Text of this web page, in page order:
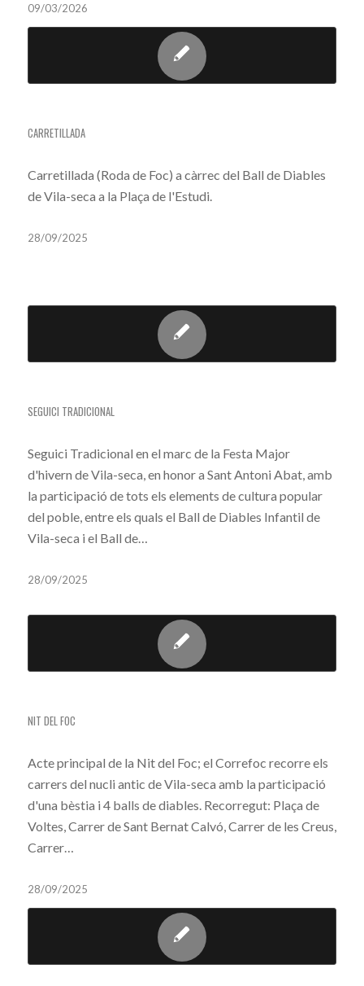
09/03/2026
CARRETILLADA
Carretillada (Roda de Foc) a càrrec del Ball de Diables
de Vila-seca a la Plaça de l'Estudi.
28/09/2025
SEGUICI TRADICIONAL
Seguici Tradicional en el marc de la Festa Major
d'hivern de Vila-seca, en honor a Sant Antoni Abat, amb
la participació de tots els elements de cultura popular
del poble, entre els quals el Ball de Diables Infantil de
Vila-seca i el Ball de…
28/09/2025
NIT DEL FOC
Acte principal de la Nit del Foc; el Correfoc recorre els
carrers del nucli antic de Vila-seca amb la participació
d'una bèstia i 4 balls de diables. Recorregut: Plaça de
Voltes, Carrer de Sant Bernat Calvó, Carrer de les Creus,
Carrer…
28/09/2025